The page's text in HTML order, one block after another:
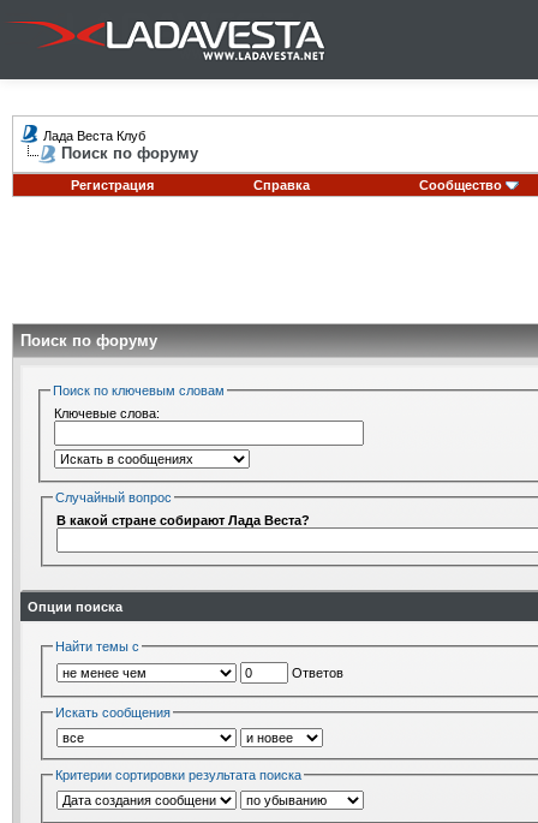
Лада Веста Клуб
Поиск по форуму
Регистрация Справка Сообщество
Поиск по форуму
Поиск по ключевым словам
Ключевые слова:
Случайный вопрос
В какой стране собирают Лада Веста?
Опции поиска
Найти темы с
Ответов
Искать сообщения
Критерии сортировки результата поиска